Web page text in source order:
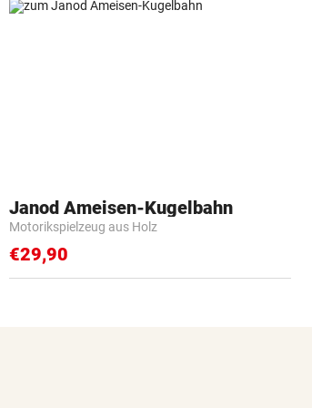
Janod Ameisen-Kugelbahn
Motorikspielzeug aus Holz
€29,90